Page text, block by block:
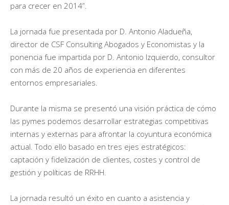
para crecer en 2014”.
La jornada fue presentada por D. Antonio Aladueña,
director de CSF Consulting Abogados y Economistas y la
ponencia fue impartida por D. Antonio Izquierdo, consultor
con más de 20 años de experiencia en diferentes
entornos empresariales.
Durante la misma se presentó una visión práctica de cómo
las pymes podemos desarrollar estrategias competitivas
internas y externas para afrontar la coyuntura económica
actual. Todo ello basado en tres ejes estratégicos:
captación y fidelización de clientes, costes y control de
gestión y políticas de RRHH.
La jornada resultó un éxito en cuanto a asistencia y